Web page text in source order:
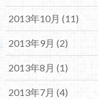
2013年10月 (11)
2013年9月 (2)
2013年8月 (1)
2013年7月 (4)